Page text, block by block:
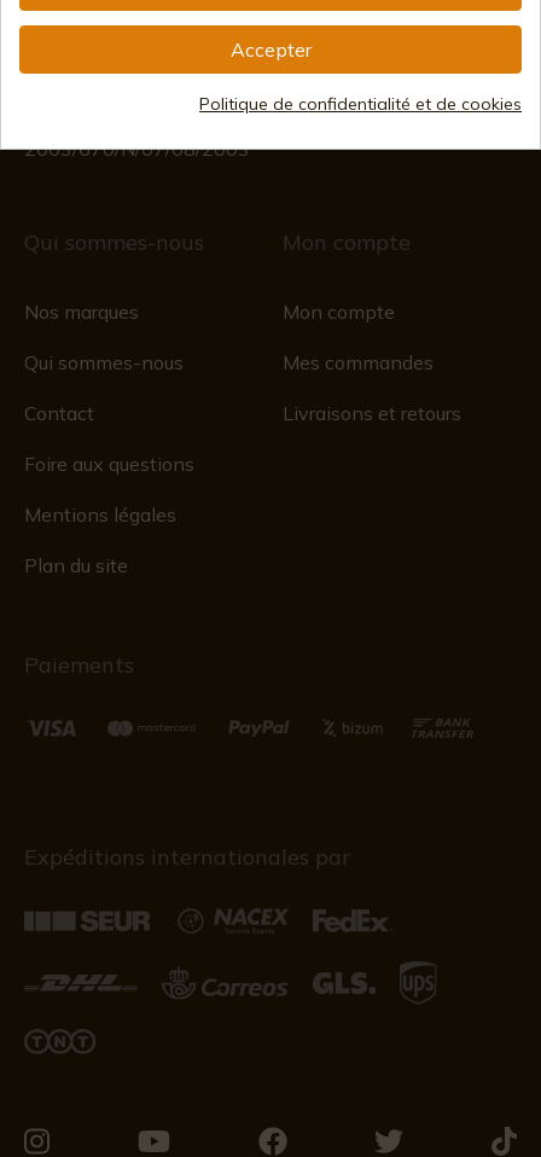
Informations sur le client
Du lundi au vendredi de 09h00 à 15h00
CIF : ES B44193092 · Immatriculée au registre du
2003/670/N/07/08/2003
Qui sommes-nous
Nos marques
Qui sommes-nous
Contact
Foire aux questions
Mentions légales
Plan du site
Mon compte
Mon compte
Mes commandes
Livraisons et retours
Paiements
Expéditions internationales par
Accepter
Politique de confidentialité et de cookies